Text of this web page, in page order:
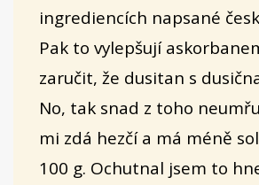
ingrediencích napsané
Pak to vylepšují
zaručit, že dusitan s
No, tak snad z toho
mi zdá hezčí a má méně
100 g. Ochutnal jsem to